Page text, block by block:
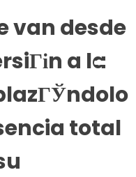
van desde
a la
total